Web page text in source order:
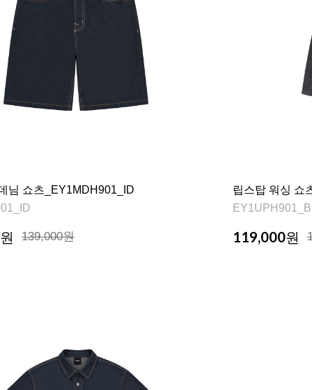
님 쇼츠_EY1MDH901_ID
원 139,000원
립스탑 워싱 쇼
119,000원